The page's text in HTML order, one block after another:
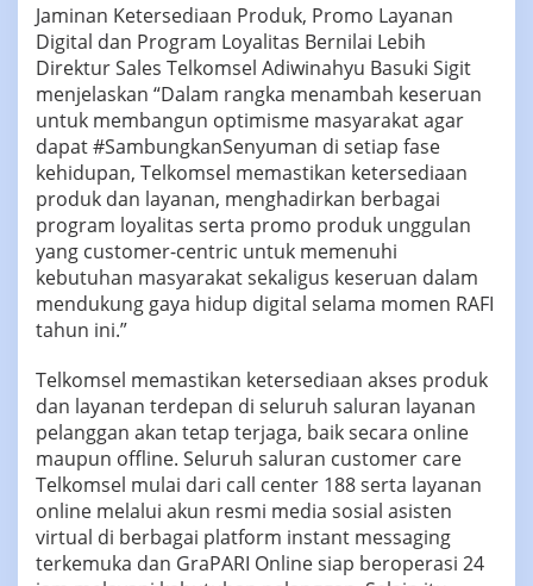
Jaminan Ketersediaan Produk, Promo Layanan
Digital dan Program Loyalitas Bernilai Lebih
Direktur Sales Telkomsel Adiwinahyu Basuki Sigit
menjelaskan “Dalam rangka menambah keseruan
untuk membangun optimisme masyarakat agar
dapat #SambungkanSenyuman di setiap fase
kehidupan, Telkomsel memastikan ketersediaan
produk dan layanan, menghadirkan berbagai
program loyalitas serta promo produk unggulan
yang customer-centric untuk memenuhi
kebutuhan masyarakat sekaligus keseruan dalam
mendukung gaya hidup digital selama momen RAFI
tahun ini.”
Telkomsel memastikan ketersediaan akses produk
dan layanan terdepan di seluruh saluran layanan
pelanggan akan tetap terjaga, baik secara online
maupun offline. Seluruh saluran customer care
Telkomsel mulai dari call center 188 serta layanan
online melalui akun resmi media sosial asisten
virtual di berbagai platform instant messaging
terkemuka dan GraPARI Online siap beroperasi 24